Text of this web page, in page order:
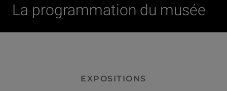
La programmation du musée
EXPOSITIONS